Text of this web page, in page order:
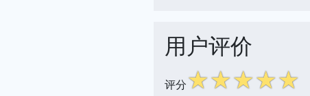
用户评价
评分☆☆☆☆☆